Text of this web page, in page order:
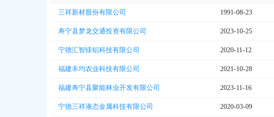
三祥新材股份有限公司 1991-08-23
寿宁县梦龙交通投资有限公司 2023-10-25
宁德汇智镁铝科技有限公司 2020-11-12
福建丰均农业科技有限公司 2021-10-28
福建寿宁县聚能林业开发有限公司 2023-11-16
宁德三祥液态金属科技有限公司 2020-03-09